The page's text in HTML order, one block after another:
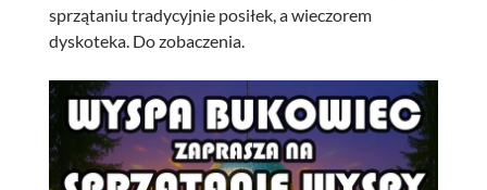
sprzątaniu tradycyjnie posiłek, a wieczorem
dyskoteka. Do zobaczenia.